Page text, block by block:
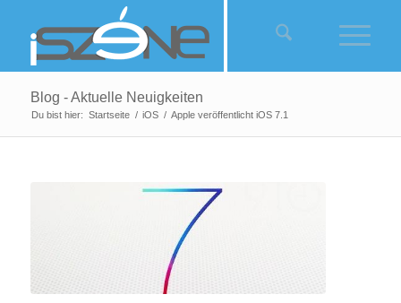
Blog - Aktuelle Neuigkeiten
Du bist hier: Startseite / iOS / Apple veröffentlicht iOS 7.1